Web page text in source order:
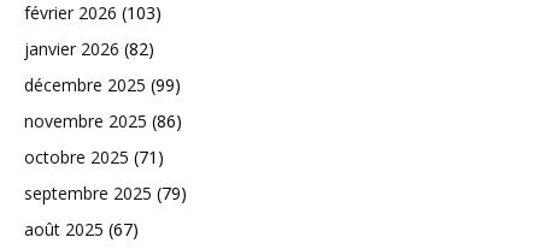
février 2026 (103)
janvier 2026 (82)
décembre 2025 (99)
novembre 2025 (86)
octobre 2025 (71)
septembre 2025 (79)
août 2025 (67)